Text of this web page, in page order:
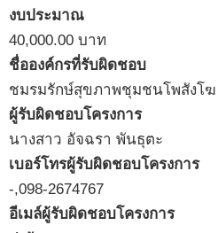
งบประมาณ
40,000.00 บาท
ชื่อองค์กรที่รับผิดชอบ
ชมรมรักษ์สุขภาพชุมชนโพสังโฆ
ผู้รับผิดชอบโครงการ
นางสาว อัจฉรา พันธุตะ
เบอร์โทรผู้รับผิดชอบโครงการ
-,098-2674767
อีเมล์ผู้รับผิดชอบโครงการ